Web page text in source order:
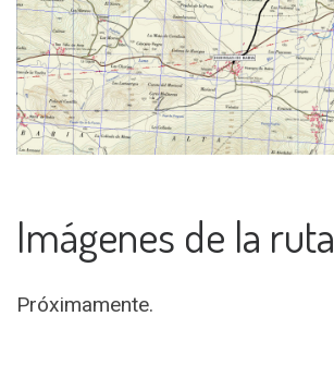
Imágenes de la ruta
Próximamente.